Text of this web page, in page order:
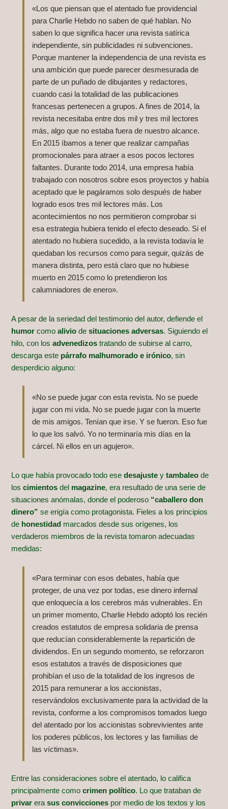
«Los que piensan que el atentado fue providencial
para Charlie Hebdo no saben de qué hablan. No
saben lo que significa hacer una revista satírica
independiente, sin publicidades ni subvenciones.
Porque mantener la independencia de una revista es
una ambición que puede parecer desmesurada de
parte de un puñado de dibujantes y redactores,
cuando casi la totalidad de las publicaciones
francesas pertenecen a grupos. A fines de 2014, la
revista necesitaba entre dos mil y tres mil lectores
más, algo que no estaba fuera de nuestro alcance.
En 2015 íbamos a tener que realizar campañas
promocionales para atraer a esos pocos lectores
faltantes. Durante todo 2014, una empresa había
trabajado con nosotros sobre esos proyectos y había
aceptado que le pagáramos solo después de haber
logrado esos tres mil lectores más. Los
acontecimientos no nos permitieron comprobar si
esa estrategia hubiera tenido el efecto deseado. Si el
atentado no hubiera sucedido, a la revista todavía le
quedaban los recursos como para seguir, quizás de
manera distinta, pero está claro que no hubiese
muerto en 2015 como lo pretendieron los
calumniadores de enero».
A pesar de la seriedad del testimonio del autor, defiende el
humor comoalivio desituaciones adversas. Siguiendo el
hilo, con losadvenedizos tratando de subirse al carro,
descarga este párrafo malhumorado e irónico, sin
desperdicio alguno:
«No se puede jugar con esta revista. No se puede
jugar con mi vida. No se puede jugar con la muerte
de mis amigos. Tenían que irse. Y se fueron. Eso fue
lo que los salvó. Yo no terminaría mis días en la
cárcel. Ni ellos en un agujero».
Lo que había provocado todo esedesajuste ytambaleo de
loscimientos del magazine, era resultado de una serie de
situaciones anómalas, donde el poderoso “caballero don
dinero” se erigía como protagonista. Fieles a los principios
de honestidad marcados desde sus orígenes, los
verdaderos miembros de la revista tomaron adecuadas
medidas:
«Para terminar con esos debates, había que
proteger, de una vez por todas, ese dinero infernal
que enloquecía a los cerebros más vulnerables. En
un primer momento, Charlie Hebdo adoptó los recién
creados estatutos de empresa solidaria de prensa
que reducían considerablemente la repartición de
dividendos. En un segundo momento, se reforzaron
esos estatutos a través de disposiciones que
prohibían el uso de la totalidad de los ingresos de
2015 para remunerar a los accionistas,
reservándolos exclusivamente para la actividad de la
revista, conforme a los compromisos tomados luego
del atentado por los accionistas sobrevivientes ante
los poderes públicos, los lectores y las familias de
las víctimas».
Entre las consideraciones sobre el atentado, lo califica
principalmente comocrimen político. Lo que trataban de
privar erasus convicciones por medio de los textos y los